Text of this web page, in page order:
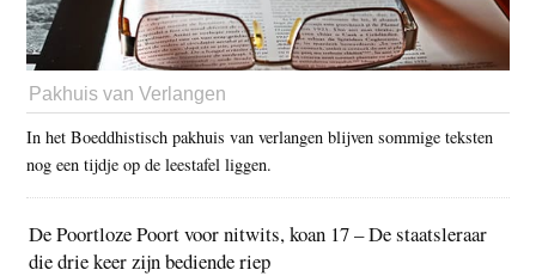
Pakhuis van Verlangen
In het Boeddhistisch pakhuis van verlangen blijven sommige teksten
nog een tijdje op de leestafel liggen.
De Poortloze Poort voor nitwits, koan 17 – De staatsleraar
die drie keer zijn bediende riep